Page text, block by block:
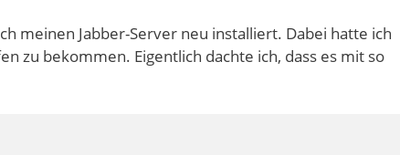
meinen Jabber-Server neu installiert. Dabei hatte ich
zu bekommen. Eigentlich dachte ich, dass es mit so